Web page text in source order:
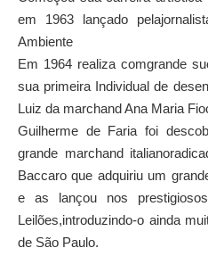
em 1963 lançado
Ambiente
Em 1964 realiza comgrande
sua primeira Individual de
Luiz da marchand Ana Maria
Guilherme de Faria foi
grande marchand
Baccaro que adquiriu um
e as lançou nos
Leilões,introduzindo-o ainda
de São Paulo.